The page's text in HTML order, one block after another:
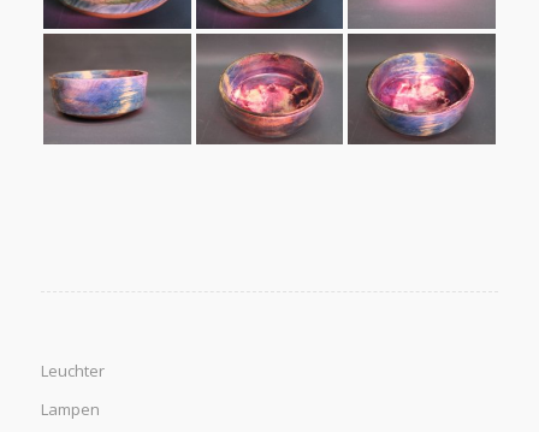
Leuchter
Lampen